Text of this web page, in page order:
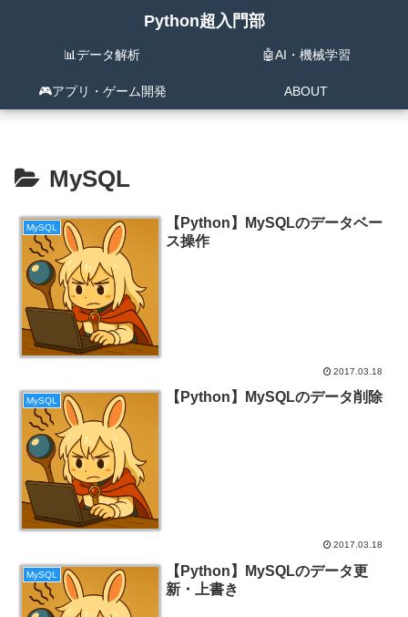
Python超入門部
📊データ解析 🤖AI・機械学習
🎮️アプリ・ゲーム開発 ABOUT
MySQL
MySQL
【Python】MySQLのデータベー
ス操作
2017.03.18
MySQL 【Python】MySQLのデータ削除
2017.03.18
MySQL
【Python】MySQLのデータ更
新・上書き